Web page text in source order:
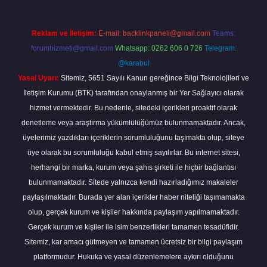
Reklam ve İletişim: E-mail: backlinkpaneli@gmail.com Teams:
forumhizmeti@gmail.com Whatsapp: 0262 606 0 726 Telegram:
@karabul
Yasal Uyarı: Sitemiz, 5651 Sayılı Kanun gereğince Bilgi Teknolojileri ve
İletişim Kurumu (BTK) tarafından onaylanmış bir Yer Sağlayıcı olarak
hizmet vermektedir. Bu nedenle, sitedeki içerikleri proaktif olarak
denetleme veya araştırma yükümlülüğümüz bulunmamaktadır. Ancak,
üyelerimiz yazdıkları içeriklerin sorumluluğunu taşımakta olup, siteye
üye olarak bu sorumluluğu kabul etmiş sayılırlar. Bu internet sitesi,
herhangi bir marka, kurum veya şahıs şirketi ile hiçbir bağlantısı
bulunmamaktadır. Sitede yalnızca kendi hazırladığımız makaleler
paylaşılmaktadır. Burada yer alan içerikler haber niteliği taşımamakta
olup, gerçek kurum ve kişiler hakkında paylaşım yapılmamaktadır.
Gerçek kurum ve kişiler ile isim benzerlikleri tamamen tesadüfidir.
Sitemiz, kar amacı gütmeyen ve tamamen ücretsiz bir bilgi paylaşım
platformudur. Hukuka ve yasal düzenlemelere aykırı olduğunu